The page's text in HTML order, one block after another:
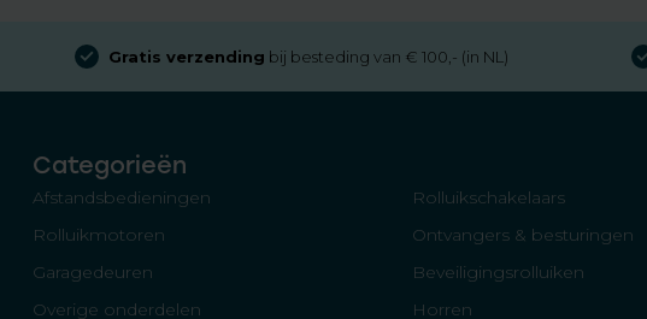
Gratis verzending bij besteding van € 100,- (in NL)
Categorieën
Afstandsbedieningen
Rolluikschakelaars
Rolluikmotoren
Ontvangers & besturingen
Garagedeuren
Beveiligingsrolluiken
Overige onderdelen
Horren